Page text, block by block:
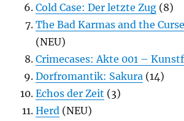
Cold Case: Der letzte Zug (8)
The Bad Karmas and the
(NEU)
Crimecases: Akte 001 –
Dorfromantik: Sakura (14)
Echos der Zeit (3)
Herd (NEU)